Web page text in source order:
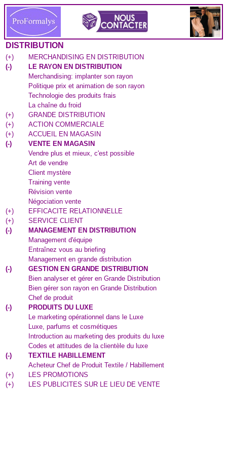
DISTRIBUTION
(+)
MERCHANDISING EN DISTRIBUTION
(-)
LE RAYON EN DISTRIBUTION
Merchandising: implanter son rayon
Politique prix et animation de son rayon
Technologie des produits frais
La chaîne du froid
(+)
GRANDE DISTRIBUTION
(+)
ACTION COMMERCIALE
(+)
ACCUEIL EN MAGASIN
(-)
VENTE EN MAGASIN
Vendre plus et mieux, c'est possible
Art de vendre
Client mystère
Training vente
Révision vente
Négociation vente
(+)
EFFICACITE RELATIONNELLE
(+)
SERVICE CLIENT
(-)
MANAGEMENT EN DISTRIBUTION
Management d'équipe
Entraînez vous au briefing
Management en grande distribution
(-)
GESTION EN GRANDE DISTRIBUTION
Bien analyser et gérer en Grande Distribution
Bien gérer son rayon en Grande Distribution
Chef de produit
(-)
PRODUITS DU LUXE
Le marketing opérationnel dans le Luxe
Luxe, parfums et cosmétiques
Introduction au marketing des produits du luxe
Codes et attitudes de la clientèle du luxe
(-)
TEXTILE HABILLEMENT
Acheteur Chef de Produit Textile / Habillement
(+)
LES PROMOTIONS
(+) LES PUBLICITES SUR LE LIEU DE VENTE